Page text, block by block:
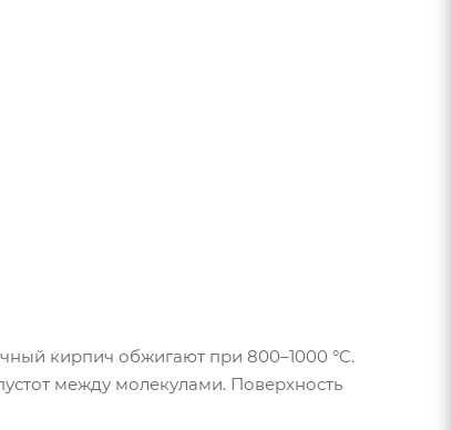
кирпич обжигают при 800–1000 °C.
между молекулами. Поверхность